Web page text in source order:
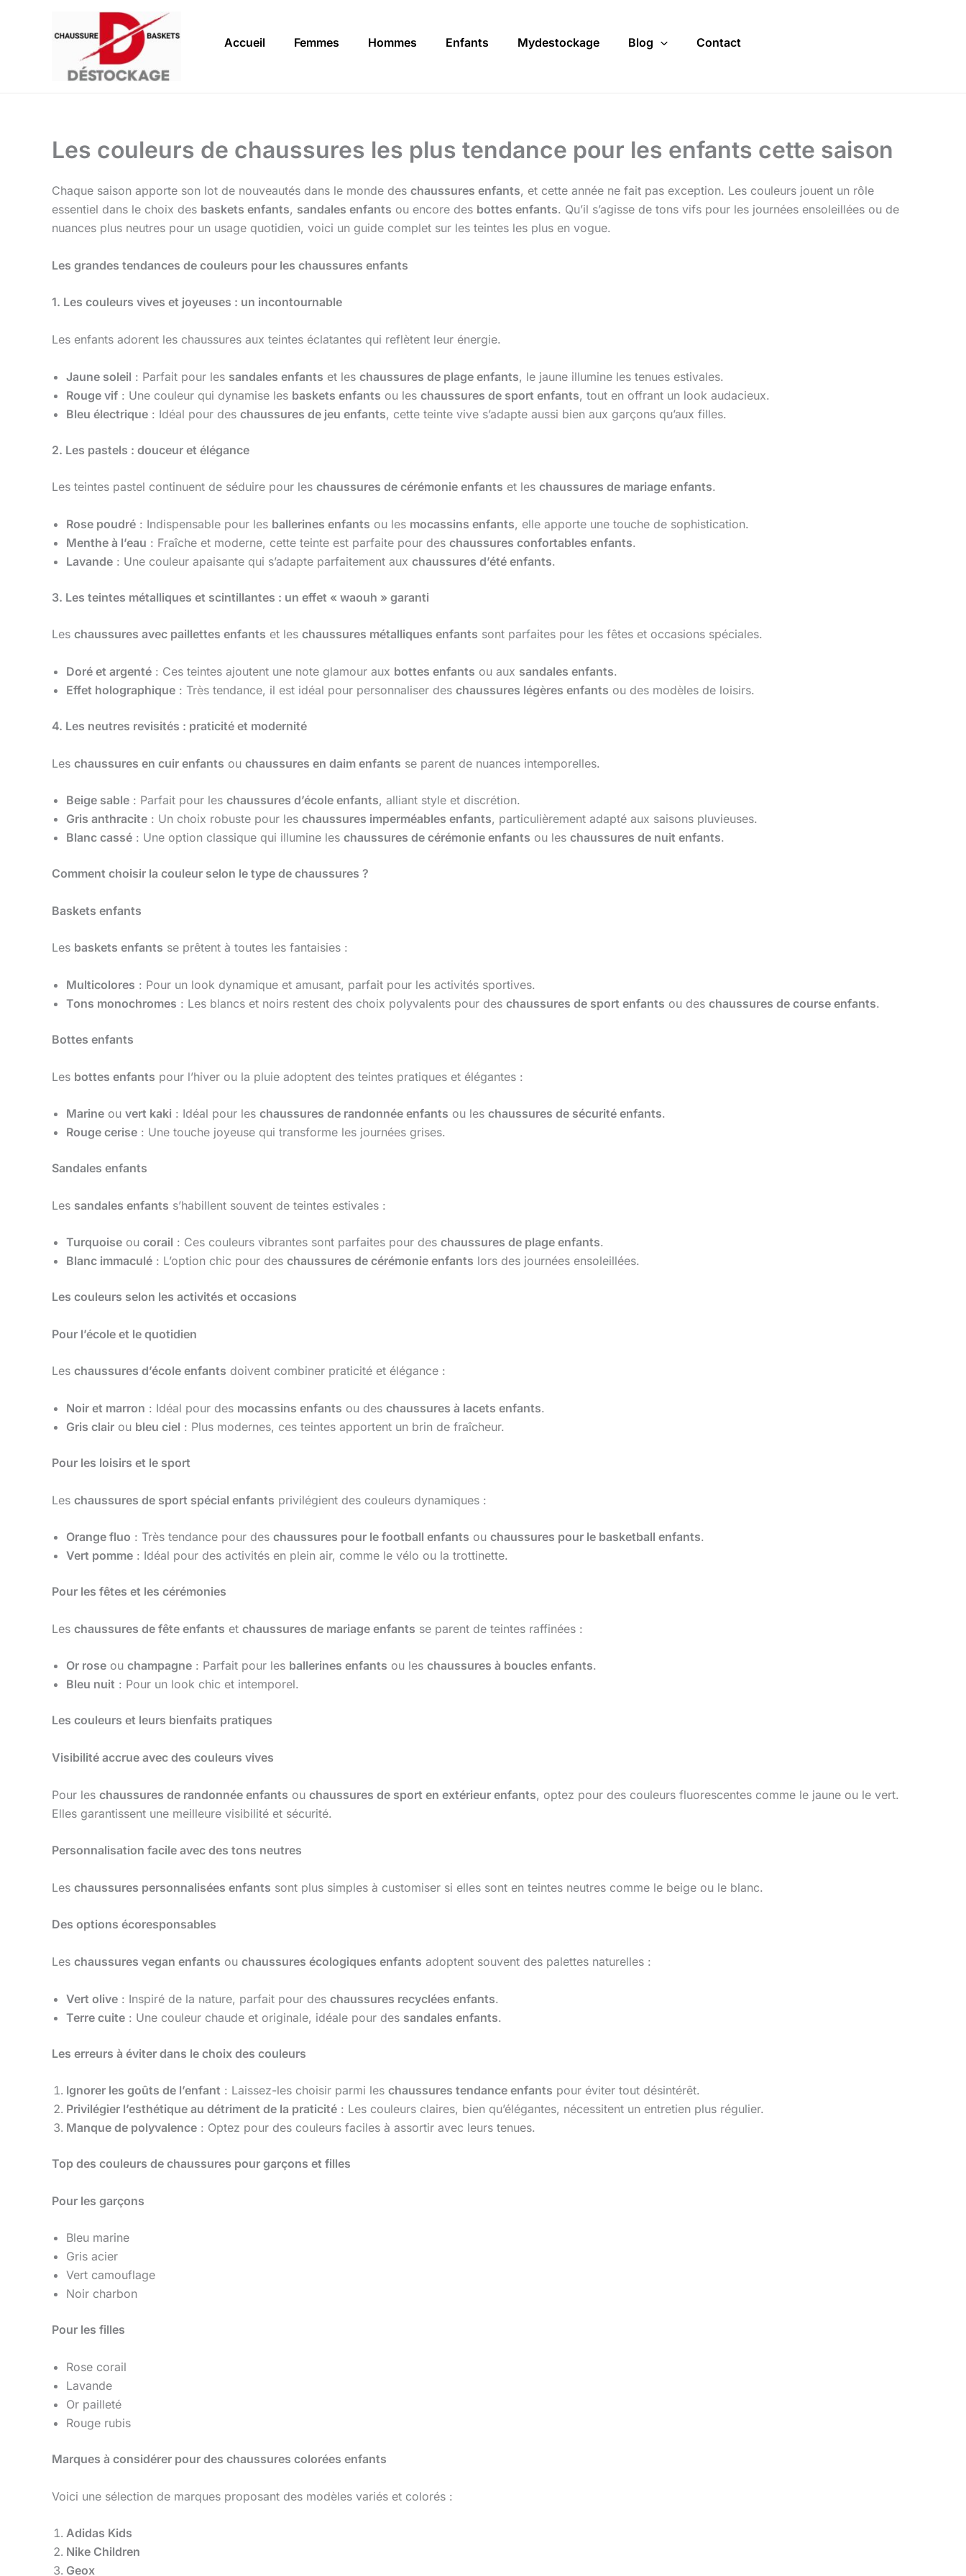
Accueil Femmes Hommes Enfants Mydestockage Blog Contact
Les couleurs de chaussures les plus tendance pour les enfants cette saison
Chaque saison apporte son lot de nouveautés dans le monde des chaussures enfants, et cette année ne fait pas exception. Les couleurs jouent un rôle
essentiel dans le choix des baskets enfants, sandales enfants ou encore des bottes enfants. Qu’il s’agisse de tons vifs pour les journées ensoleillées ou de
nuances plus neutres pour un usage quotidien, voici un guide complet sur les teintes les plus en vogue.
Les grandes tendances de couleurs pour les chaussures enfants
1. Les couleurs vives et joyeuses : un incontournable
Les enfants adorent les chaussures aux teintes éclatantes qui reflètent leur énergie.
Jaune soleil : Parfait pour les sandales enfants et les chaussures de plage enfants, le jaune illumine les tenues estivales.
Rouge vif : Une couleur qui dynamise les baskets enfants ou les chaussures de sport enfants, tout en offrant un look audacieux.
Bleu électrique : Idéal pour des chaussures de jeu enfants, cette teinte vive s’adapte aussi bien aux garçons qu’aux filles.
2. Les pastels : douceur et élégance
Les teintes pastel continuent de séduire pour les chaussures de cérémonie enfants et les chaussures de mariage enfants.
Rose poudré : Indispensable pour les ballerines enfants ou les mocassins enfants, elle apporte une touche de sophistication.
Menthe à l’eau : Fraîche et moderne, cette teinte est parfaite pour des chaussures confortables enfants.
Lavande : Une couleur apaisante qui s’adapte parfaitement aux chaussures d’été enfants.
3. Les teintes métalliques et scintillantes : un effet « waouh » garanti
Les chaussures avec paillettes enfants et les chaussures métalliques enfants sont parfaites pour les fêtes et occasions spéciales.
Doré et argenté : Ces teintes ajoutent une note glamour aux bottes enfants ou aux sandales enfants.
Effet holographique : Très tendance, il est idéal pour personnaliser des chaussures légères enfants ou des modèles de loisirs.
4. Les neutres revisités : praticité et modernité
Les chaussures en cuir enfants ou chaussures en daim enfants se parent de nuances intemporelles.
Beige sable : Parfait pour les chaussures d’école enfants, alliant style et discrétion.
Gris anthracite : Un choix robuste pour les chaussures imperméables enfants, particulièrement adapté aux saisons pluvieuses.
Blanc cassé : Une option classique qui illumine les chaussures de cérémonie enfants ou les chaussures de nuit enfants.
Comment choisir la couleur selon le type de chaussures ?
Baskets enfants
Les baskets enfants se prêtent à toutes les fantaisies :
Multicolores : Pour un look dynamique et amusant, parfait pour les activités sportives.
Tons monochromes : Les blancs et noirs restent des choix polyvalents pour des chaussures de sport enfants ou des chaussures de course enfants.
Bottes enfants
Les bottes enfants pour l’hiver ou la pluie adoptent des teintes pratiques et élégantes :
Marine ou vert kaki : Idéal pour les chaussures de randonnée enfants ou les chaussures de sécurité enfants.
Rouge cerise : Une touche joyeuse qui transforme les journées grises.
Sandales enfants
Les sandales enfants s’habillent souvent de teintes estivales :
Turquoise ou corail : Ces couleurs vibrantes sont parfaites pour des chaussures de plage enfants.
Blanc immaculé : L’option chic pour des chaussures de cérémonie enfants lors des journées ensoleillées.
Les couleurs selon les activités et occasions
Pour l’école et le quotidien
Les chaussures d’école enfants doivent combiner praticité et élégance :
Noir et marron : Idéal pour des mocassins enfants ou des chaussures à lacets enfants.
Gris clair ou bleu ciel : Plus modernes, ces teintes apportent un brin de fraîcheur.
Pour les loisirs et le sport
Les chaussures de sport spécial enfants privilégient des couleurs dynamiques :
Orange fluo : Très tendance pour des chaussures pour le football enfants ou chaussures pour le basketball enfants.
Vert pomme : Idéal pour des activités en plein air, comme le vélo ou la trottinette.
Pour les fêtes et les cérémonies
Les chaussures de fête enfants et chaussures de mariage enfants se parent de teintes raffinées :
Or rose ou champagne : Parfait pour les ballerines enfants ou les chaussures à boucles enfants.
Bleu nuit : Pour un look chic et intemporel.
Les couleurs et leurs bienfaits pratiques
Visibilité accrue avec des couleurs vives
Pour les chaussures de randonnée enfants ou chaussures de sport en extérieur enfants, optez pour des couleurs fluorescentes comme le jaune ou le vert.
Elles garantissent une meilleure visibilité et sécurité.
Personnalisation facile avec des tons neutres
Les chaussures personnalisées enfants sont plus simples à customiser si elles sont en teintes neutres comme le beige ou le blanc.
Des options écoresponsables
Les chaussures vegan enfants ou chaussures écologiques enfants adoptent souvent des palettes naturelles :
Vert olive : Inspiré de la nature, parfait pour des chaussures recyclées enfants.
Terre cuite : Une couleur chaude et originale, idéale pour des sandales enfants.
Les erreurs à éviter dans le choix des couleurs
Ignorer les goûts de l’enfant : Laissez-les choisir parmi les chaussures tendance enfants pour éviter tout désintérêt.
Privilégier l’esthétique au détriment de la praticité : Les couleurs claires, bien qu’élégantes, nécessitent un entretien plus régulier.
Manque de polyvalence : Optez pour des couleurs faciles à assortir avec leurs tenues.
Top des couleurs de chaussures pour garçons et filles
Pour les garçons
Bleu marine
Gris acier
Vert camouflage
Noir charbon
Pour les filles
Rose corail
Lavande
Or pailleté
Rouge rubis
Marques à considérer pour des chaussures colorées enfants
Voici une sélection de marques proposant des modèles variés et colorés :
Adidas Kids
Nike Children
Geox